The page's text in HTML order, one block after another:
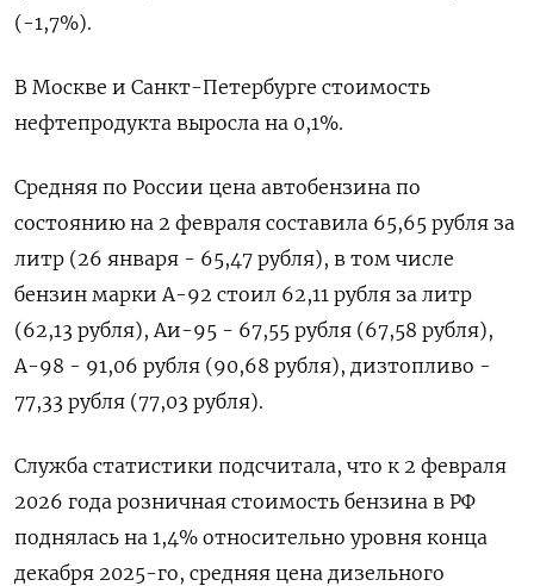
(-1,‌7%).
В Москве и Санкт-Петербурге стоимость
нефтепродукта выросла на ‍0,1%.
Средняя по России цена автобензина по
состоянию ‌на 2 февраля составила 65,65 рубля за
литр (26 ​января - 65,47 рубля), в том числе
бензин марки А-92 стоил 62,11 рубля за литр
(⁠62,13 рубля), Аи-95 - 67,‍55 рубля (67,58 рубля),
А-98 - 91,06 ‌рубля (90,68 рубля), дизтопливо -
77,33 рубля (77,03 рубля).
Служба статистики подсчитала, что к 2 февраля
2026 года розничная стоимость бензина в РФ
поднялась на 1,4% относительно уровня конца
декабря 2025-го, средняя цена дизельного